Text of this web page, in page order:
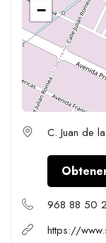
−
C. Juan de
968 88 50
https://